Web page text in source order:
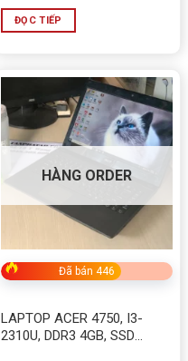
ĐỌC TIẾP
HÀNG ORDER
Đã bán 446
LAPTOP ACER 4750, I3-
2310U, DDR3 4GB, SSD